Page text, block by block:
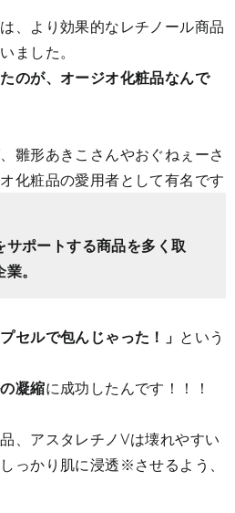
、より効果的なレチノール商品
ました。
のが、オージオ化粧品なんで
雛形あきこさんやおぐねぇーさ
化粧品の愛用者として有名です
サポートする商品を多く取
。
セルで包んじゃった！」 という
凝縮に成功したんです！！！
、アスタレチノVは壊れやすい
っかり肌に浸透※させるよう、